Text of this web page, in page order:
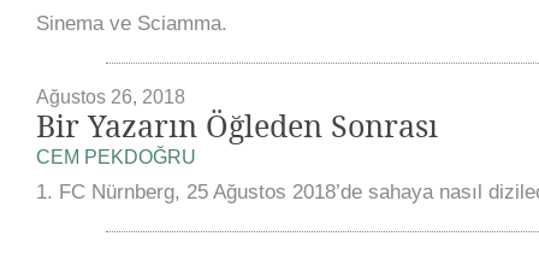
Sinema ve Sciamma.
Ağustos 26, 2018
Bir Yazarın Öğleden Sonrası
CEM PEKDOĞRU
1. FC Nürnberg, 25 Ağustos 2018’de sahaya nasıl